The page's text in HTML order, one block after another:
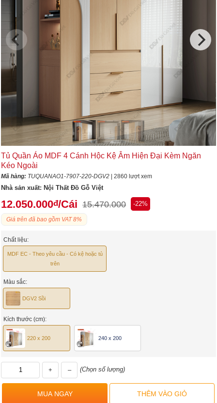
Tủ Quần Áo MDF 4 Cánh Hộc Kệ Âm Hiện Đại Kèm Ngăn
Kéo Ngoài
Mã hàng: TUQUANAO1-7907-220-DGV2 | 2860 lượt xem
Nhà sản xuất: Nội Thất Đồ Gỗ Việt
12.050.000đ/Cái 15.470.000 -22%
Giá trên đã bao gồm VAT 8%
Chất liệu:
MDF EC - Theo yêu cầu - Có kệ hoặc tủ
trên
Màu sắc:
DGV2 Sồi
Kích thước (cm):
220 x 200 240 x 200
+ – (Chọn số lượng)